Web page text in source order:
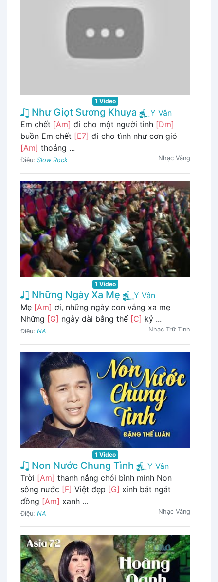
1 Video
Như Giọt Sương Khuya
Y Vân
Em chết [Am] đi cho một người tình [Dm]
buồn Em chết [E7] đi cho tình như cơn gió
[Am] thoảng ...
Điệu: Slow Rock Nhạc Vàng
1 Video
Những Ngày Xa Mẹ
Y Vân
Mẹ [Am] ơi, những ngày con vắng xa mẹ
Những [G] ngày dài bằng thế [C] kỷ ...
Điệu: NA Nhạc Trữ Tình
1 Video
Non Nước Chung Tình
Y Vân
Trời [Am] thanh nắng chói bình minh Non
sông nước [F] Việt đẹp [G] xinh bát ngát
đồng [Am] xanh ...
Điệu: NA Nhạc Vàng